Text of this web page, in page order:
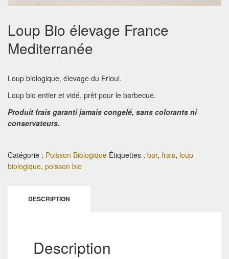
Loup Bio élevage France
Mediterranée
Loup biologique, élevage du Frioul.
Loup bio entier et vidé, prêt pour le barbecue.
Produit frais garanti jamais congelé, sans colorants ni
conservateurs.
Catégorie : Poisson Biologique Étiquettes : bar, frais, loup
biologique, poisson bio
DESCRIPTION
Description